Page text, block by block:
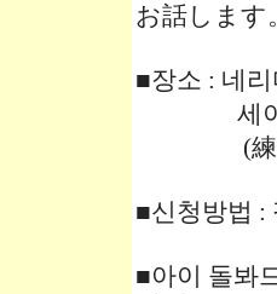
お話します
■장소 : 네
세이부이
(練馬区
■신청방법 :
■아이 돌봐